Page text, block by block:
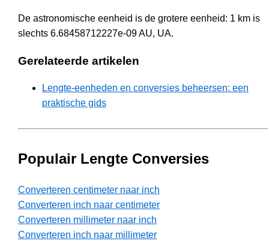
De astronomische eenheid is de grotere eenheid: 1 km is
slechts 6.68458712227e-09 AU, UA.
Gerelateerde artikelen
Lengte-eenheden en conversies beheersen: een
praktische gids
Populair Lengte Conversies
Converteren centimeter naar inch
Converteren inch naar centimeter
Converteren millimeter naar inch
Converteren inch naar millimeter